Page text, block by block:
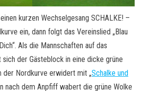
kurzen Wechselgesang SCHALKE! –
ein, dann folgt das Vereinslied „Blau
Als die Mannschaften auf das
der Gästeblock in eine dicke grüne
der Nordkurve erwidert mit „Schalke und
nach dem Anpfiff wabert die grüne Wolke